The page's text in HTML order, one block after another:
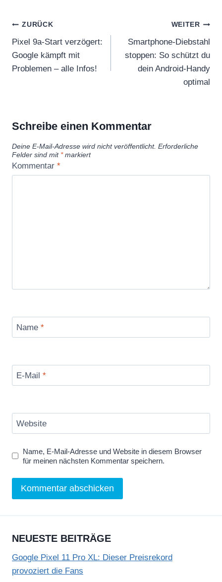
Beitragsnavigation
ZURÜCK
Pixel 9a-Start verzögert:
Google kämpft mit
Problemen – alle Infos!
WEITER
Smartphone-Diebstahl
stoppen: So schützt du
dein Android-Handy
optimal
Schreibe einen Kommentar
Deine E-Mail-Adresse wird nicht veröffentlicht. Erforderliche
Felder sind mit *markiert
Kommentar *
Name *
E-Mail *
Website
Name, E-Mail-Adresse und Website in diesem Browser
für meinen nächsten Kommentar speichern.
NEUESTE BEITRÄGE
Google Pixel 11 Pro XL: Dieser Preisrekord
provoziert die Fans